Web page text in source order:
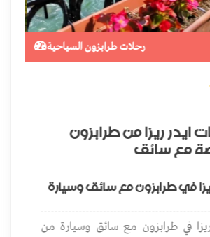
رحلات طرابزون السياحية
ايدر ريزا من طرابزون
مع سائق
في طرابزون مع سائق وسيارة
في طرابزون مع سائق وسيارة من